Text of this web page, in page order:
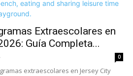
Extraescolares en
Guía Completa...
0
extraescolares en Jersey City